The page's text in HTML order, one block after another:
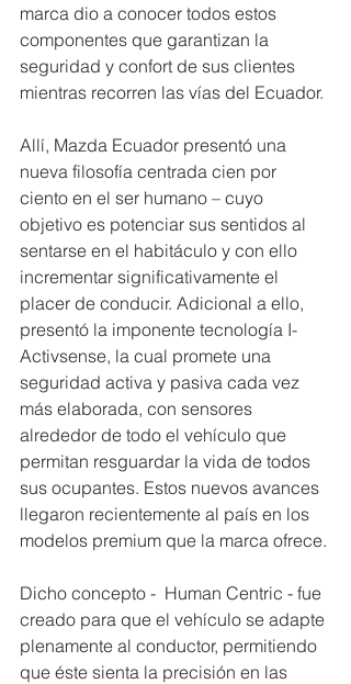
marca dio a conocer todos estos
componentes que garantizan la
seguridad y confort de sus clientes
mientras recorren las vías del Ecuador.
Allí, Mazda Ecuador presentó una
nueva filosofía centrada cien por
ciento en el ser humano – cuyo
objetivo es potenciar sus sentidos al
sentarse en el habitáculo y con ello
incrementar significativamente el
placer de conducir. Adicional a ello,
presentó la imponente tecnología I-
Activsense, la cual promete una
seguridad activa y pasiva cada vez
más elaborada, con sensores
alrededor de todo el vehículo que
permitan resguardar la vida de todos
sus ocupantes. Estos nuevos avances
llegaron recientemente al país en los
modelos premium que la marca ofrece.
Dicho concepto -  Human Centric - fue
creado para que el vehículo se adapte
plenamente al conductor, permitiendo
que éste sienta la precisión en las